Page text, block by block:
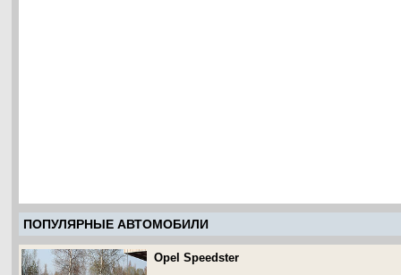
ПОПУЛЯРНЫЕ АВТОМОБИЛИ
Opel Speedster